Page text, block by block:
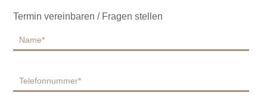
Termin vereinbaren / Fragen stellen